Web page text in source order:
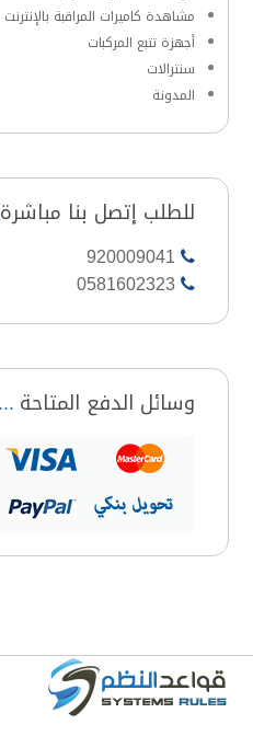
مشاهدة كاميرات المراقبة بالإنترنت
أجهزة تتبع المركبات
سنترالات
المدونة
للطلب إتصل بنا مباشرة
920009041
0581602323
وسائل الدفع المتاحة